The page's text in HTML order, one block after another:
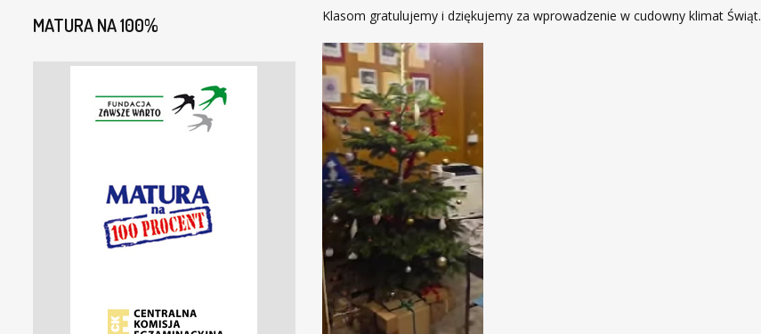
Klasom gratulujemy i dziękujemy za wprowadzenie w cudowny klimat Świąt.
MATURA NA 100%